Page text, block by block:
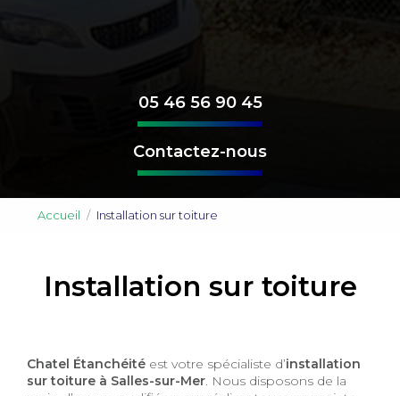
05 46 56 90 45
Contactez-nous
Accueil Installation sur toiture
Installation sur toiture
Chatel Étanchéité est votre spécialiste d’installation
sur toiture à Salles-sur-Mer. Nous disposons de la